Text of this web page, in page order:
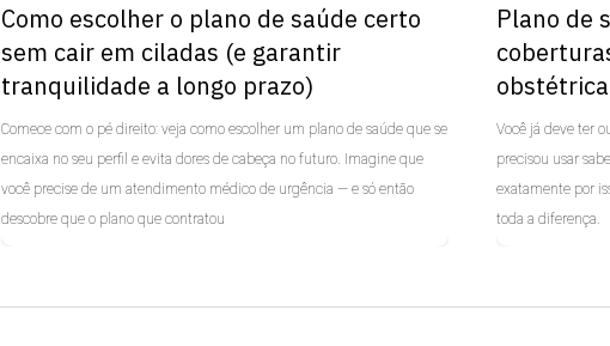
Como escolher o plano de saúde certo
sem cair em ciladas (e garantir
tranquilidade a longo prazo)
Comece com o pé direito: veja como escolher um plano de saúde que se
encaixa no seu perfil e evita dores de cabeça no futuro. Imagine que
você precise de um atendimento médico de urgência — e só então
descobre que o plano que contratou
Plano de
obstétrica
Você já deve ter
precisou usar
exatamente por
toda a diferença.